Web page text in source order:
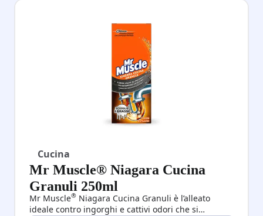
Cucina
Mr Muscle® Niagara Cucina
Granuli 250ml
Mr Muscle® Niagara Cucina Granuli è l’alleato
ideale contro ingorghi e cattivi odori che si